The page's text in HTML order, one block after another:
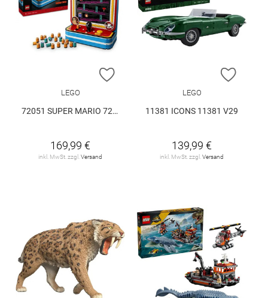
ZUR WUNSCHLISTE HINZUFÜGEN
LEGO
72051 SUPER MARIO 72051 V29
169,99 €
inkl. MwSt. zzgl. Versand
ZUR
LEGO
11381 ICONS 11381 V29
139,99 €
inkl. MwSt. zzgl. Versand